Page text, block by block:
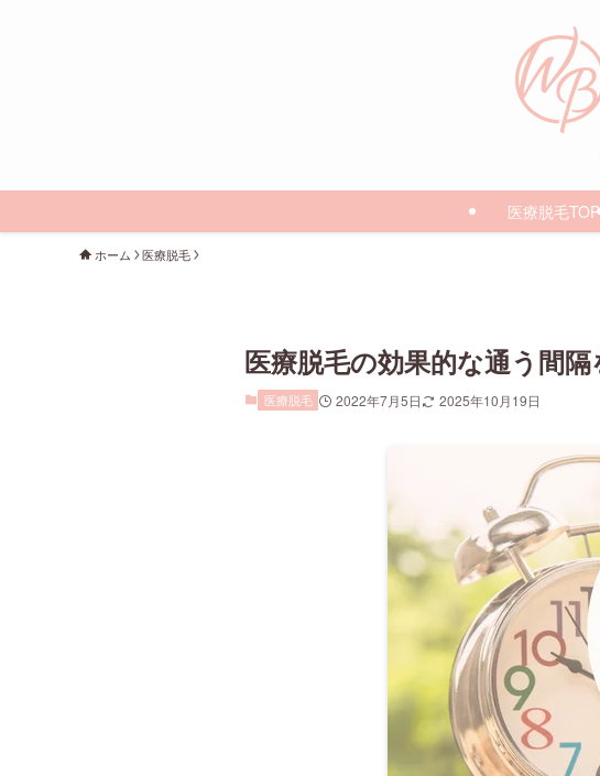
医療脱毛TOP
ホーム 医療脱毛
医療脱毛の効果的な通う間
医療脱毛 2022年7月5日 2025年10月19日